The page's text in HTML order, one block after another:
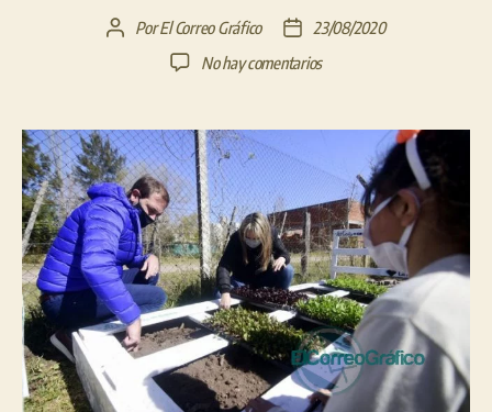
AutorPorEl Correo Gráfico
Fecha
de
23/08/2020
No hay comentariosen
instalación
huertas
comunitarias
en
instituciones
sociales